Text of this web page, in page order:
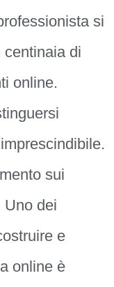
si
centinaia di
online.
sui
Uno dei
e
online è